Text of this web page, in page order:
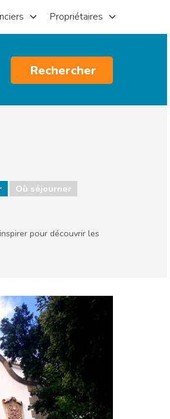
Propriétaires
Rechercher
Où séjourner
pour découvrir les
Vie nocturne & Bars